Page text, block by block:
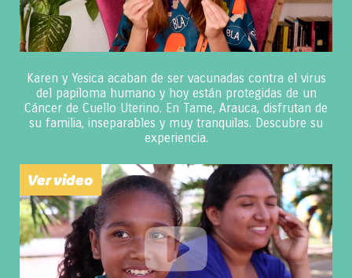
Karen y Yesica acaban de ser vacunadas contra el virus
del papiloma humano y hoy están protegidas de un
Cáncer de Cuello Uterino. En Tame, Arauca, disfrutan de
su familia, inseparables y muy tranquilas. Descubre su
experiencia.
Ver video